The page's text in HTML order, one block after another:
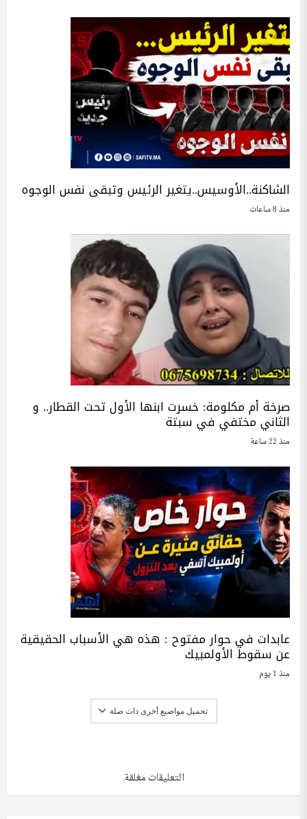
الشاكنة..الأوسيس..يتغير الرئيس وتبقى نفس الوجوه
منذ 8 ساعات
صرخة أم مكلومة: خسرت ابنها الأول تحت القطار.. و
الثاني مختفي في سبتة
منذ 22 ساعة
عابدات في حوار مفتوح : هذه هي الأسباب الحقيقية
عن سقوط الأولمبيك
منذ 1 يوم
تحميل مواضيع أخرى ذات صلة
التعليقات مغلقة.